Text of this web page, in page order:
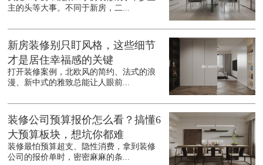
主的头等大事。不同于新房，二...
新房装修别只盯风格，这些细节
才是居住幸福感的关键
打开装修案例，北欧风的简约、法式的浪
漫、新中式的雅致总能让人眼前...
装修公司预算报价怎么看？搞懂6
大预算板块，想坑你都难
装修最怕预算超支、隐性消费，拿到装修
公司的报价单时，密密麻麻的条...